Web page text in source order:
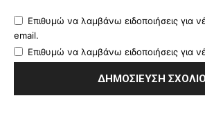
Επιθυμώ να λαμβάνω ειδοποιήσεις για
email.
Επιθυμώ να λαμβάνω ειδοποιήσεις για